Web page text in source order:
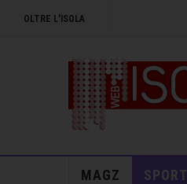
OLTRE L'ISOLA
MAGZ SPORT